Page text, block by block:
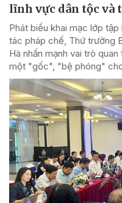
lĩnh vực dân tộc và
Phát biểu khai mạc lớp
tác pháp chế, Thứ trưởng
Hà nhấn mạnh vai trò
một "gốc", "bệ phóng"